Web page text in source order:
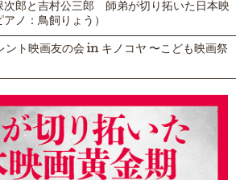
次郎と吉村公三郎 師弟が切り拓いた日本映
ノ：鳥飼りょう）
ト映画友の会 in キノコヤ 〜こども映画祭